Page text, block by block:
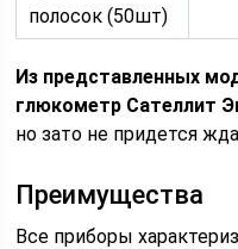
полосок (50шт)
Из представленных
глюкометр Сателлит
но зато не придется
Преимущества
Все приборы